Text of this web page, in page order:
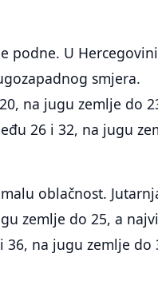
podne. U Hercegovini
smjera.
na jugu zemlje do
26 i 32, na jugu
oblačnost.
zemlje do 25, a
36, na jugu zemlje do